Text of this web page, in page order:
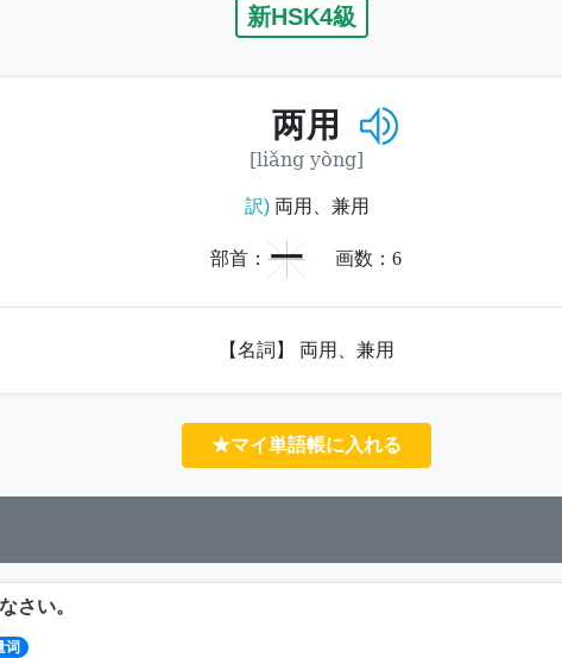
新HSK4級
两用
[liǎng yòng]
訳)両用、兼用
部首： 一 画数： 6
【名詞】 両用、兼用
★マイ単語帳に入れる
さい。
词